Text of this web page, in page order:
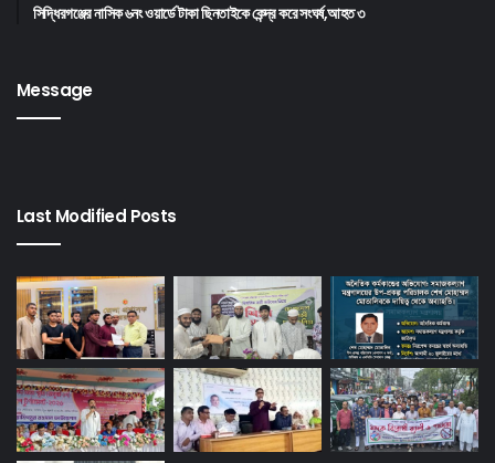
সিদ্ধিরগঞ্জের নাসিক ৬নং ওয়ার্ডে টাকা ছিনতাইকে কেন্দ্র করে সংঘর্ষ,আহত ৩
Message
Last Modified Posts